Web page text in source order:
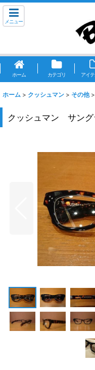
メニュー
ホーム カテゴリ アイ
ホーム > クッシュマン > その他 >
クッシュマン サン